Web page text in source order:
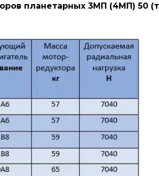
3МП (4МП) 50